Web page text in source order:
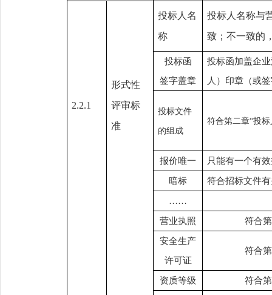
2.2.1
形式性
评审标
准
投标人名
称
投标人名称与
致；不一致的
投标函
签字盖章
投标函加盖企
人）印章（或
投标文件
的组成
符合第二章“投
报价唯一 只能有一个有
暗标 符合招标文件
……
营业执照 符合
安全生产
许可证
符合
资质等级 符合